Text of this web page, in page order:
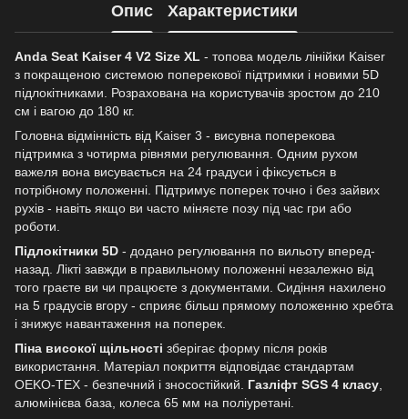
Опис Характеристики
Anda Seat Kaiser 4 V2 Size XL - топова модель лінійки Kaiser
з покращеною системою поперекової підтримки і новими 5D
підлокітниками. Розрахована на користувачів зростом до 210
см і вагою до 180 кг.
Головна відмінність від Kaiser 3 - висувна поперекова
підтримка з чотирма рівнями регулювання. Одним рухом
важеля вона висувається на 24 градуси і фіксується в
потрібному положенні. Підтримує поперек точно і без зайвих
рухів - навіть якщо ви часто міняєте позу під час гри або
роботи.
Підлокітники 5D - додано регулювання по вильоту вперед-
назад. Лікті завжди в правильному положенні незалежно від
того граєте ви чи працюєте з документами. Сидіння нахилено
на 5 градусів вгору - сприяє більш прямому положенню хребта
і знижує навантаження на поперек.
Піна високої щільності зберігає форму після років
використання. Матеріал покриття відповідає стандартам
OEKO-TEX - безпечний і зносостійкий. Газліфт SGS 4 класу
алюмінієва база, колеса 65 мм на поліуретані.